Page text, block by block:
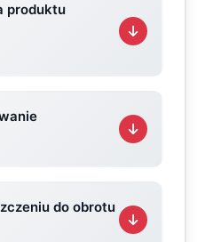
produktu
do obrotu